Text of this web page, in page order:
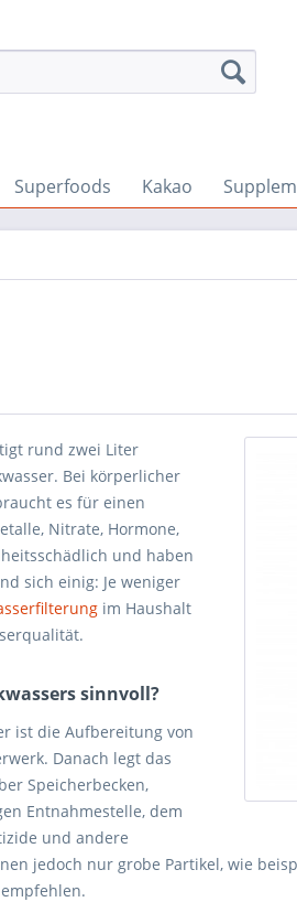
Superfoods Kakao
rund zwei Liter
Bei körperlicher
es für einen
Nitrate, Hormone,
und haben
sich einig: Je weniger
im Haushalt
sinnvoll?
ist die Aufbereitung von
Danach legt das
Speicherbecken,
Entnahmestelle, dem
und andere
jedoch nur grobe Partikel, wie